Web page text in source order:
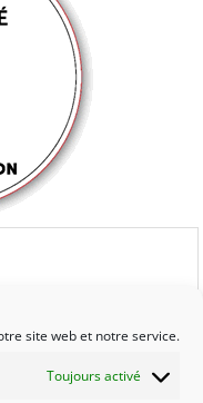
site web et notre service.
Toujours activé